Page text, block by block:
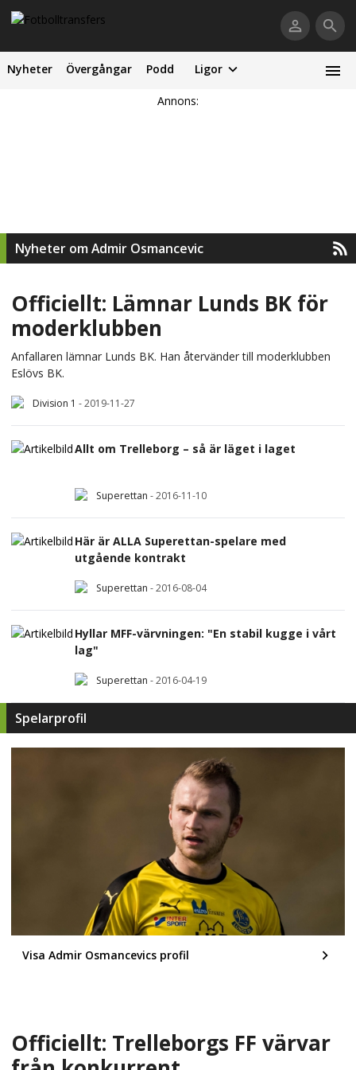
Nyheter Övergångar Podd Ligor
Annons:
Nyheter om Admir Osmancevic
Officiellt: Lämnar Lunds BK för
moderklubben
Anfallaren lämnar Lunds BK. Han återvänder till moderklubben
Eslövs BK.
Division 1 -2019-11-27
Allt om Trelleborg – så är läget i laget
Superettan -2016-11-10
Här är ALLA Superettan-spelare med
utgående kontrakt
Superettan -2016-08-04
Hyllar MFF-värvningen: "En stabil kugge i vårt
lag"
Superettan -2016-04-19
Spelarprofil
Visa Admir Osmancevics profil
Officiellt: Trelleborgs FF värvar